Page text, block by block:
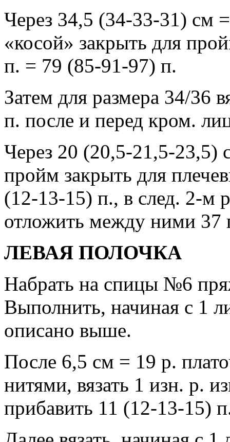
Через 34,5 (34-33-31) см
«косой» закрыть для
п. = 79 (85-91-97) п.
Затем для размера 34/36
п. после и перед кром.
Через 20 (20,5-21,5-23,5)
пройм закрыть для
(12-13-15) п., в след. 2-м
отложить между ними 37
ЛЕВАЯ ПОЛОЧКА
Набрать на спицы №6
Выполнить, начиная с 1
описано выше.
После 6,5 см = 19 р.
нитями, вязать 1 изн. р.
прибавить 11 (12-13-15)